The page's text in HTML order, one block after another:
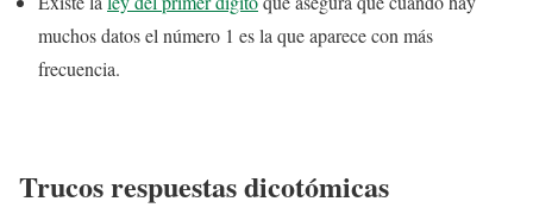
muchos datos el número 1 es la que aparece con más
frecuencia.
Trucos respuestas dicotómicas